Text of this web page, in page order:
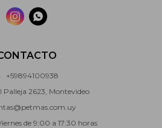
+59894100938
Palleja 2623, Montevideo
de 9:00 a 17:30 horas
 